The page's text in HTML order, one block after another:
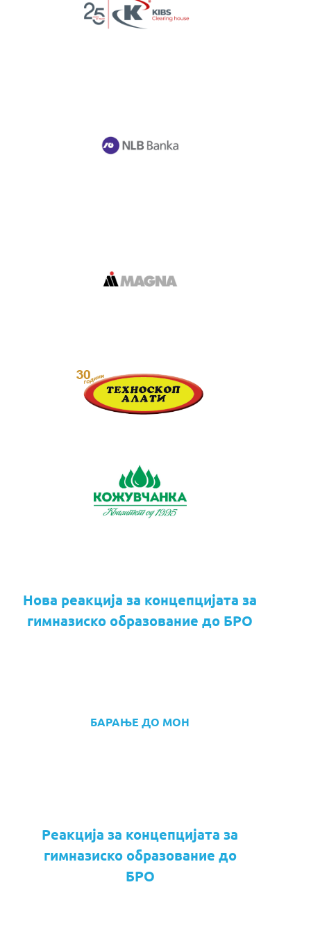
Нова реакција за концепцијата за
гимназиско образование до БРО
БАРАЊЕ ДО МОН
Реакција за концепцијата за
гимназиско образование до
БРО